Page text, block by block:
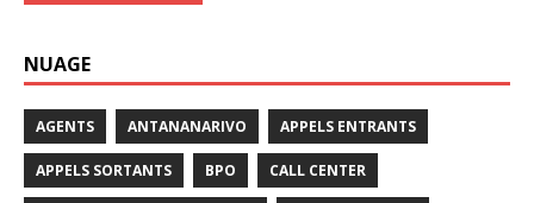
NUAGE
AGENTS ANTANANARIVO APPELS ENTRANTS
APPELS SORTANTS BPO CALL CENTER